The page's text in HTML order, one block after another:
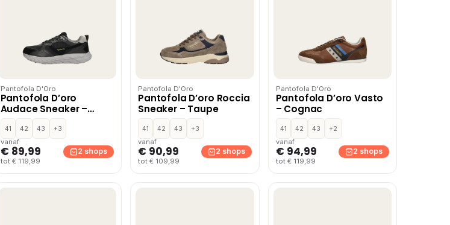
Pantofola D'Oro
Pantofola D’oro
Audace Sneaker –
Zwart
41 42 43
+3
vanaf
€ 89,99
tot € 119,99
2 shops
Pantofola D'Oro
Pantofola D’oro Roccia
Sneaker – Taupe
41 42 43
+3
vanaf
€ 90,99
tot € 109,99
2 shops
Pantofola D'Oro
Pantofola D’oro Vasto
– Cognac
41 42 43
+2
vanaf
€ 94,99
tot € 119,99
2 shops